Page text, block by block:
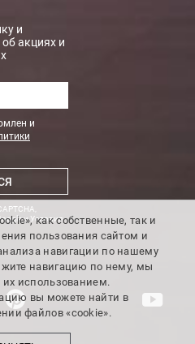
стоимость доставки
заказы сервисом компании
БЕСПЛАТНО.
стоимость доставки до ТК 750 руб.
Вашего пункта назначения Вы
и
акциях и
и
иУсловия
как собственные, так и
пользования сайтом и
навигации по нашему
навигацию по нему, мы
их использованием.
вы можете найти в
файлов «cookie».